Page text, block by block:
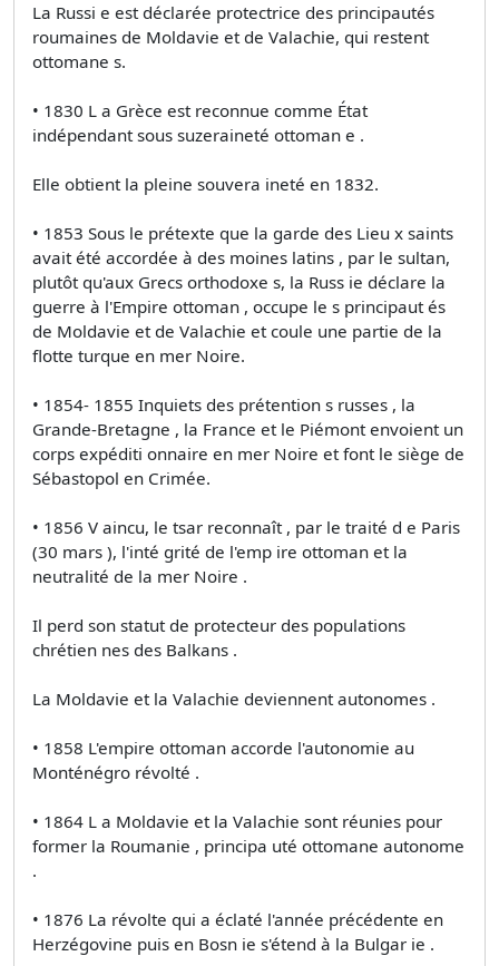
La Russi e est déclarée protectrice des principautés
roumaines de Moldavie et de Valachie, qui restent
ottomane s.
• 1830 L a Grèce est reconnue comme État
indépendant sous suzeraineté ottoman e .
Elle obtient la pleine souvera ineté en 1832.
• 1853 Sous le prétexte que la garde des Lieu x saints
avait été accordée à des moines latins , par le sultan,
plutôt qu'aux Grecs orthodoxe s, la Russ ie déclare la
guerre à l'Empire ottoman , occupe le s principaut és
de Moldavie et de Valachie et coule une partie de la
flotte turque en mer Noire.
• 1854- 1855 Inquiets des prétention s russes , la
Grande-Bretagne , la France et le Piémont envoient un
corps expéditi onnaire en mer Noire et font le siège de
Sébastopol en Crimée.
• 1856 V aincu, le tsar reconnaît , par le traité d e Paris
(30 mars ), l'inté grité de l'emp ire ottoman et la
neutralité de la mer Noire .
Il perd son statut de protecteur des populations
chrétien nes des Balkans .
La Moldavie et la Valachie deviennent autonomes .
• 1858 L'empire ottoman accorde l'autonomie au
Monténégro révolté .
• 1864 L a Moldavie et la Valachie sont réunies pour
former la Roumanie , principa uté ottomane autonome
.
• 1876 La révolte qui a éclaté l'année précédente en
Herzégovine puis en Bosn ie s'étend à la Bulgar ie .